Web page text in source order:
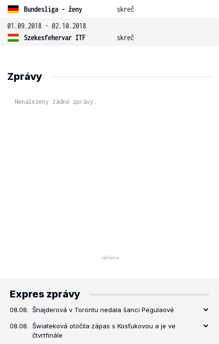
Bundesliga - ženy
skreč
01.09.2018 - 02.10.2018
Szekesfehervar ITF
skreč
Zprávy
Nenalezeny žádné zprávy.
Expres zprávy
08.08. Šnajderová v Torontu nedala šanci Pegulaové
08.08. Šwiateková otočila zápas s Kosťukovou a je ve
čtvrtfinále